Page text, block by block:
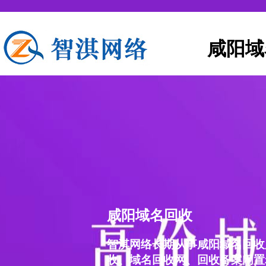
咸阳
咸阳域名回收
智淇网络长期从事咸阳域名回
收、域名回收网、回收备案闲